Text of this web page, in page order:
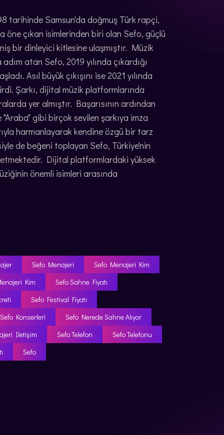
tarihinde Samsun'da doğmuş Türk rapçi,
öne çıkan isimlerinden biri olan Sefo, güçlü
bir dinleyici kitlesine ulaşmıştır. Müzik
atan Sefo, 2019 yılında çıkardığı
Asıl büyük çıkışını ise 2021 yılında
Şarkı, dijital müzik platformlarında
yer almıştır. Başarısının ardından
gibi birçok sevilen şarkıya imza
harmanlayarak kendine özgü bir tarz
de beğeni toplayan Sefo, Türkiye'nin
Dijital platformlardaki yüksek
önemli isimleri arasında
Sefo Menajeri
Sefo Menajeri Kim
Kim
Sefo Sahne Fiyatı
Sefo Festival Fiyatı
Sefo Konserleri
Sefo Nerede Sahne Alıyor
Iletişim
Sefo Telefon
Sefo Telefonu
Sefo